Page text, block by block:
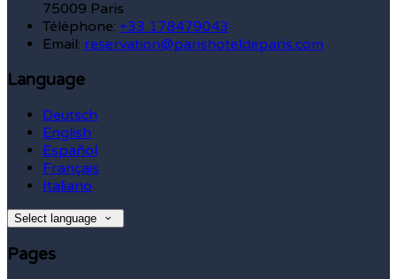
75009 Paris
Téléphone: +33 178479043
Email: reservation@parishoteldeparis.com
Language
Deutsch
English
Español
Français
Italiano
Select language
Pages